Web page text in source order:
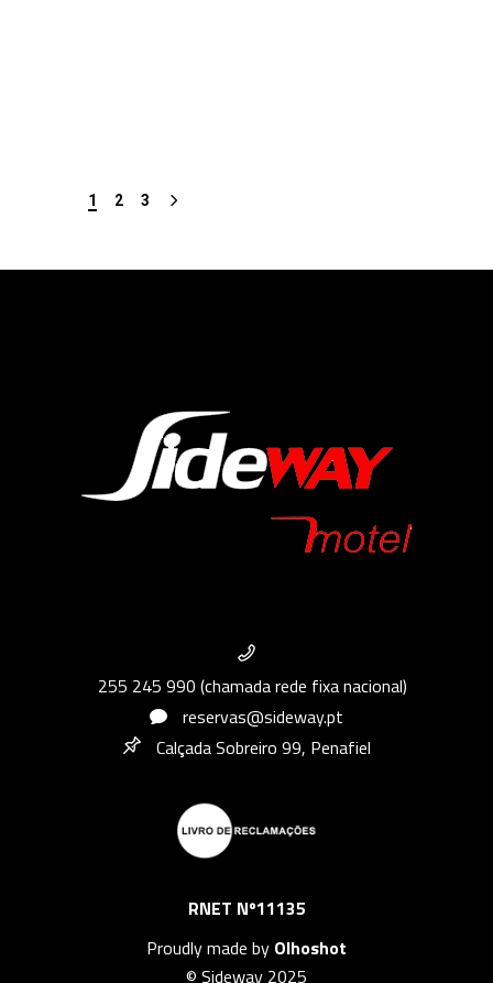
1 2 3
255 245 990 (chamada rede fixa nacional)
reservas@sideway.pt
Calçada Sobreiro 99, Penafiel
RNET Nº11135
Proudly made by Olhoshot
© Sideway 2025